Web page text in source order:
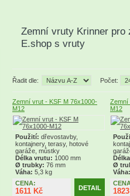
Zemní vruty Krinner
E.shop s vruty
Řadit dle: Počet:
Zemní vrut - KSF M 76x1000-
M12
Zemní
M12
Použití: dřevostavby,
kontajnery, terasy, hotové
garáže, můstky
Délka vrutu: 1000 mm
Ø trubky: 76 mm
Váha: 5,3 kg
Ø
Váha:
CENA:
1611 Kč DETAIL